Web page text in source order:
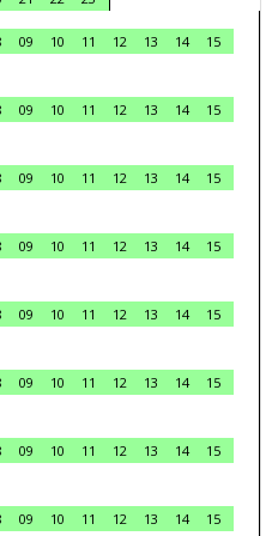
09 10 11 12 13 14
15
09 10 11 12 13 14
15
09 10 11 12 13 14
15
09 10 11 12 13 14
15
09 10 11 12 13 14
15
09 10 11 12 13 14
15
09 10 11 12 13 14
15
09 10 11 12 13 14
15